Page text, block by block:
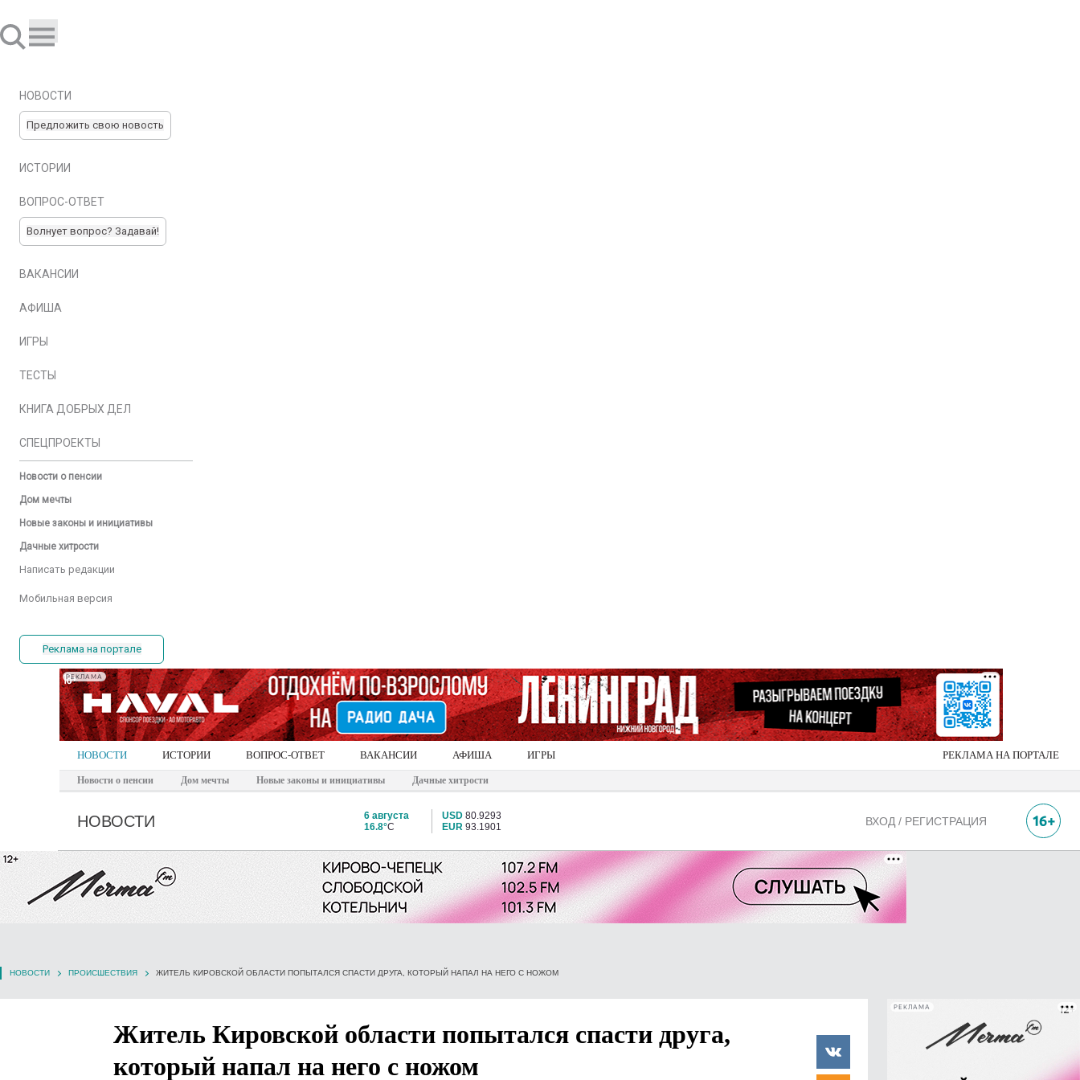
НОВОСТИ
Предложить свою новость
ИСТОРИИ
ВОПРОС-ОТВЕТ
Волнует вопрос? Задавай!
ВАКАНСИИ
АФИША
ИГРЫ
ТЕСТЫ
КНИГА ДОБРЫХ ДЕЛ
СПЕЦПРОЕКТЫ
Новости о пенсии
Дом мечты
Новые законы и инициативы
Дачные хитрости
Написать редакции
Мобильная версия
Реклама на портале
РЕКЛАМА
НОВОСТИ ИСТОРИИ ВОПРОС-ОТВЕТ ВАКАНСИИ АФИША ИГРЫ РЕКЛАМА НА ПОРТАЛЕ
Новости о пенсии Дом мечты Новые законы и инициативы Дачные хитрости
НОВОСТИ
6 августа
16.8°C
USD 80.9293
EUR 93.1901 ВХОД / РЕГИСТРАЦИЯ
НОВОСТИ ПРОИСШЕСТВИЯ ЖИТЕЛЬ КИРОВСКОЙ ОБЛАСТИ ПОПЫТАЛСЯ СПАСТИ ДРУГА, КОТОРЫЙ НАПАЛ НА НЕГО С НОЖОМ
Житель Кировской области попытался спасти друга,
который напал на него с ножом
РЕКЛАМА